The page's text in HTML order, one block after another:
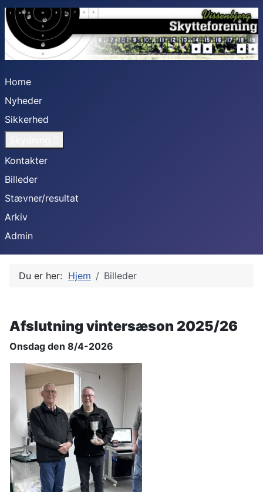
Home
Nyheder
Sikkerhed
Kontakter
Billeder
Stævner/resultat
Arkiv
Admin
Du er her: Hjem Billeder
Afslutning vintersæson 2025/26
Onsdag den 8/4-2026